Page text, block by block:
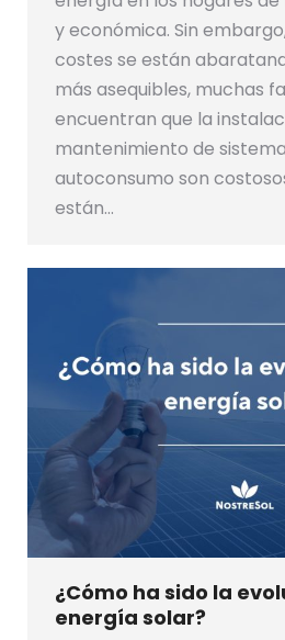
y económica. Sin
costes se están
más asequibles, muchas
encuentran que la
mantenimiento de
autoconsumo son
están…
¿Cómo ha sido la
energía solar?